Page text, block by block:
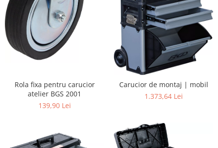
Rola fixa pentru carucior
atelier BGS 2001
139,90 Lei
Carucior de montaj | mobil
1.373,64 Lei